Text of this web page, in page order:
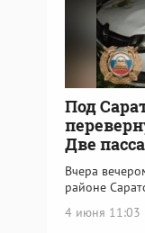
Под
Две
Вчера
районе
4 июня 11:03